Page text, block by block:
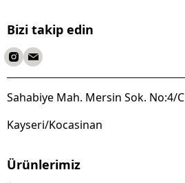
Bizi takip edin
Sahabiye Mah. Mersin Sok. No:4/C
Kayseri/Kocasinan
Ürünlerimiz